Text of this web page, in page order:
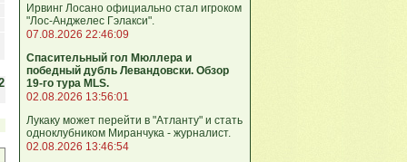
Ирвинг Лосано официально стал игроком
"Лос-Анджелес Гэлакси".
07.08.2026 22:46:09
Спасительный гол Мюллера и
победный дубль Левандовски. Обзор
19-го тура MLS.
02.08.2026 13:56:01
Лукаку может перейти в "Атланту" и стать
одноклубником Миранчука - журналист.
02.08.2026 13:46:54